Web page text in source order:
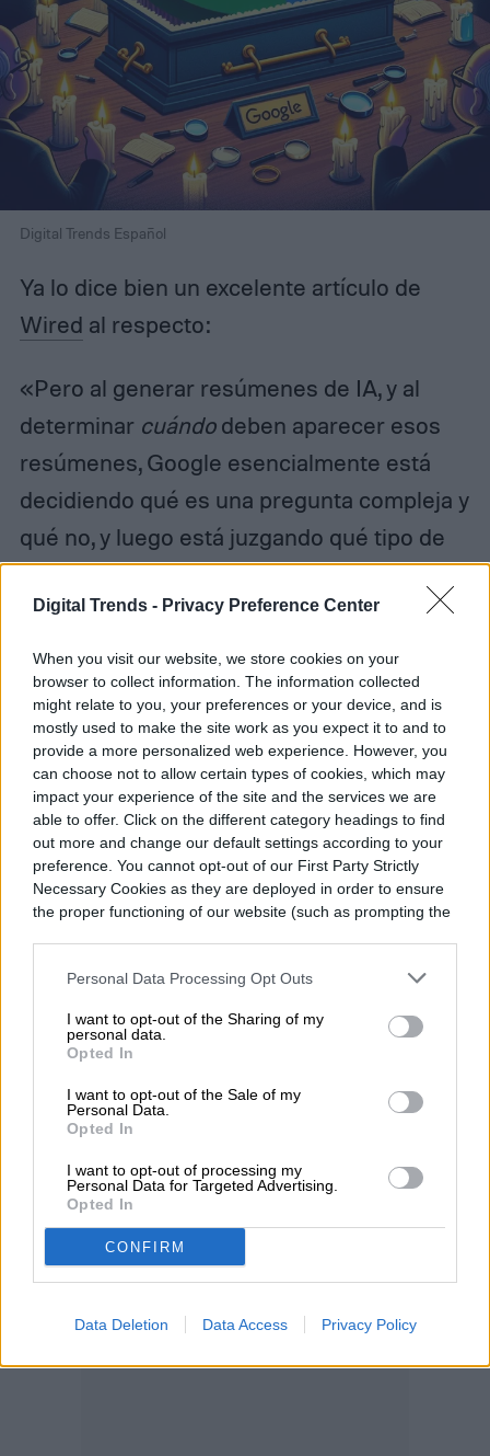
Digital Trends - Privacy Preference Center
When you visit our website, we store cookies on your
browser to collect information. The information collected
might relate to you, your preferences or your device, and is
mostly used to make the site work as you expect it to and to
provide a more personalized web experience. However, you
can choose not to allow certain types of cookies, which may
impact your experience of the site and the services we are
able to offer. Click on the different category headings to find
out more and change our default settings according to your
preference. You cannot opt-out of our First Party Strictly
Necessary Cookies as they are deployed in order to ensure
the proper functioning of our website (such as prompting the
Personal Data Processing Opt Outs
I want to opt-out of the Sharing of my
personal data.
Opted In
I want to opt-out of the Sale of my
Personal Data.
Opted In
I want to opt-out of processing my
Personal Data for Targeted Advertising.
Opted In
CONFIRM
Data Deletion Data Access Privacy Policy
Digital Trends Español
Ya lo dice bien un excelente artículo de
Wired al respecto:
«Pero al generar resúmenes de IA, y al
determinar cuándodeben aparecer esos
resúmenes, Google esencialmente está
decidiendo qué es una pregunta compleja y
qué no, y luego está juzgando qué tipo de
contenido web debe informar su resumen
generado por IA. Claro, es una nueva era de
búsqueda en la que la búsqueda hace el
trabajo por ti; También es un bot de
búsqueda que tiene el potencial de
favorecer algorítmicamente un tipo de
resultado sobre otros».